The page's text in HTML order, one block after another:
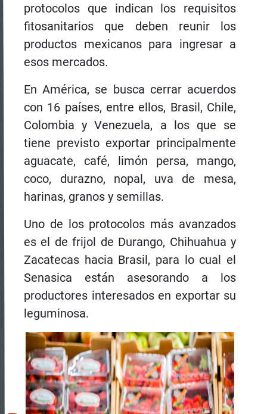
protocolos que indican los requisitos
fitosanitarios que deben reunir los
productos mexicanos para ingresar a
esos mercados.
En América, se busca cerrar acuerdos
con 16 países, entre ellos, Brasil, Chile,
Colombia y Venezuela, a los que se
tiene previsto exportar principalmente
aguacate, café, limón persa, mango,
coco, durazno, nopal, uva de mesa,
harinas, granos y semillas.
Uno de los protocolos más avanzados
es el de frijol de Durango, Chihuahua y
Zacatecas hacia Brasil, para lo cual el
Senasica están asesorando a los
productores interesados en exportar su
leguminosa.